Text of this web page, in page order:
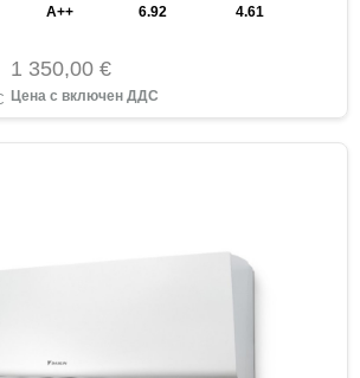
A++ 6.92 4.61
1 350,00 €